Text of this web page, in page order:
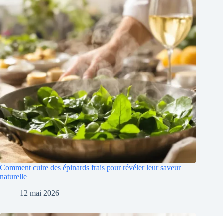
Comment cuire des épinards frais pour révéler leur saveur
naturelle
12 mai 2026